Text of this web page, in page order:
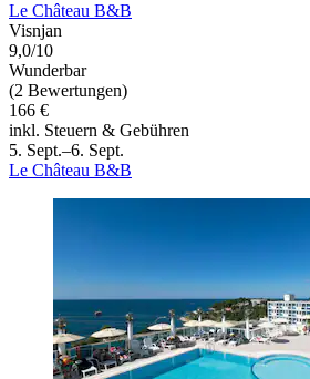
Le Château B&B
Visnjan
9,0/10
Wunderbar
(2 Bewertungen)
166 €
inkl. Steuern & Gebühren
5. Sept.–6. Sept.
Le Château B&B